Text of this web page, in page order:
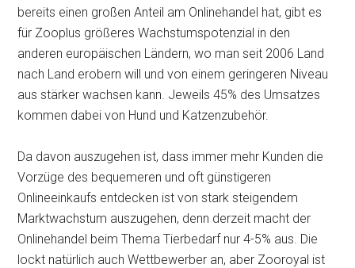
bereits einen großen Anteil am Onlinehandel hat, gibt es
für Zooplus größeres Wachstumspotenzial in den
anderen europäischen Ländern, wo man seit 2006 Land
nach Land erobern will und von einem geringeren Niveau
aus stärker wachsen kann. Jeweils 45% des Umsatzes
kommen dabei von Hund und Katzenzubehör.
Da davon auszugehen ist, dass immer mehr Kunden die
Vorzüge des bequemeren und oft günstigeren
Onlineeinkaufs entdecken ist von stark steigendem
Marktwachstum auszugehen, denn derzeit macht der
Onlinehandel beim Thema Tierbedarf nur 4-5% aus. Die
lockt natürlich auch Wettbewerber an, aber Zooroyal ist